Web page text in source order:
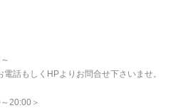
話もしくHPよりお問合せ下さいませ。
20:00＞